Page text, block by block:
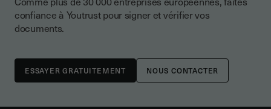
confiance à Youtrust pour signer et vérifier vos
documents.
NOUS CONTACTER